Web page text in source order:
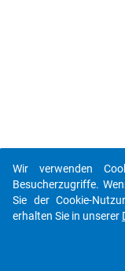
Wir verwenden
Besucherzugriffe.
Sie der Cookie-
erhalten Sie in unserer